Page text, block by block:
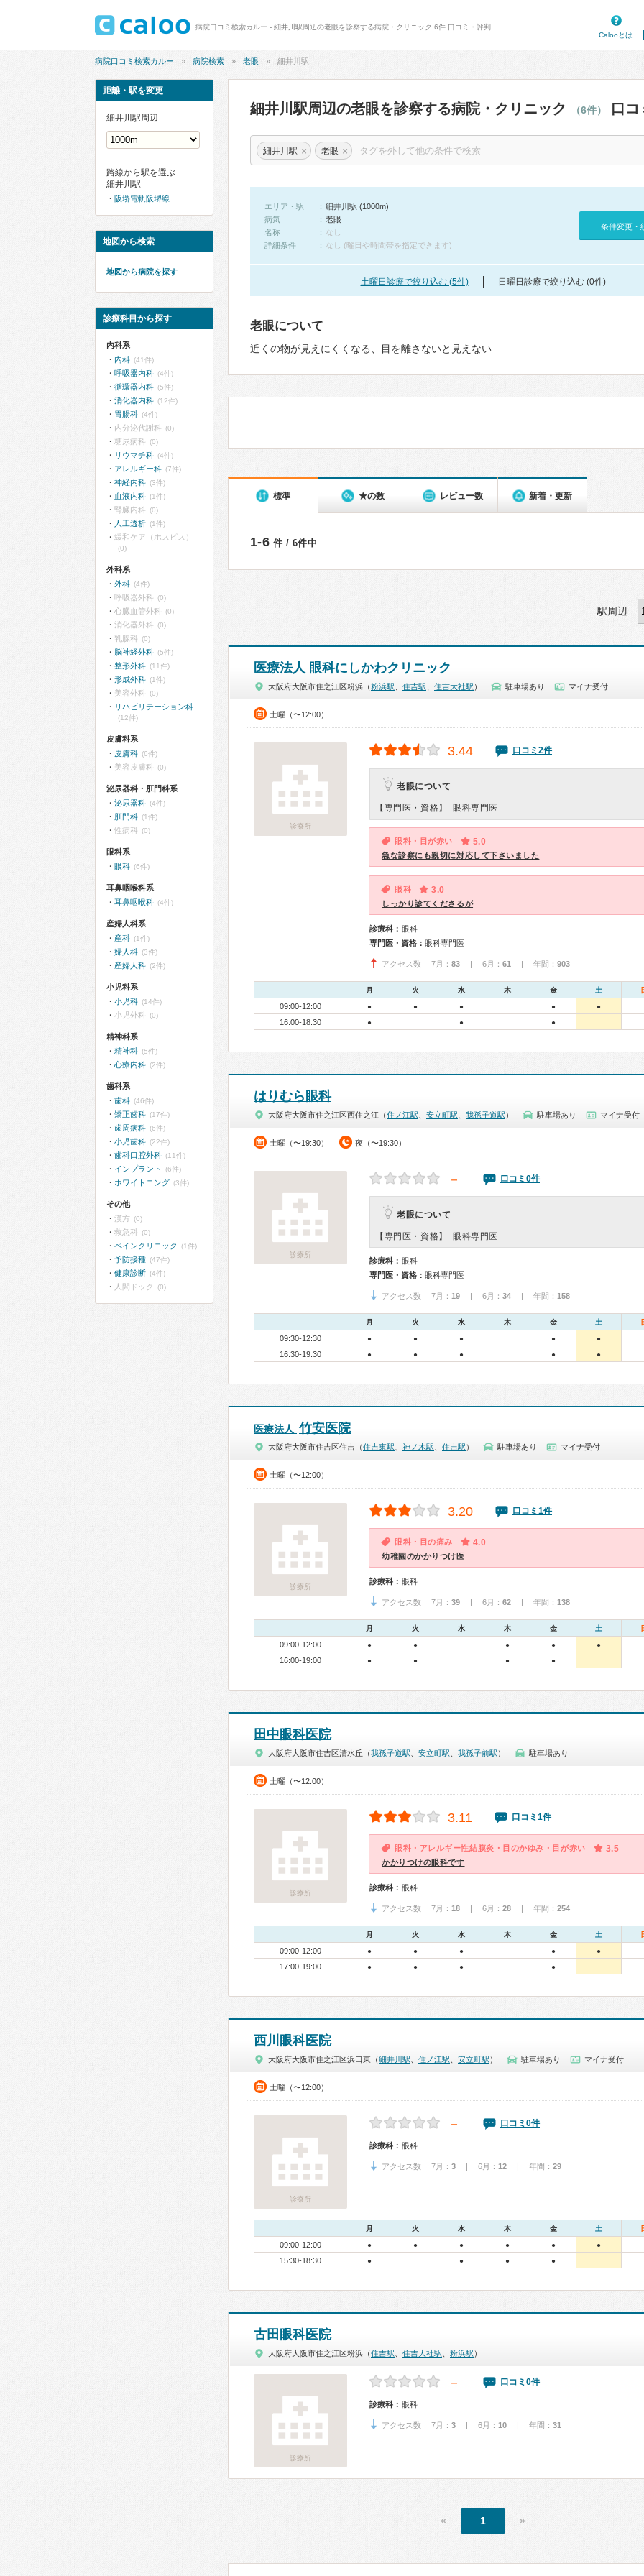
病院口コミ検索カルー - 細井川駅周辺の老眼を診察する病院・クリニック 6件 口コミ・評判
Calooとは
病院口コミ検索カルー 病院検索 老眼 細井川駅
細井川駅周辺の老眼を診察する病院・クリニック （6件） 口
細井川駅 × 老眼 ×
エリア・駅
細井川駅 (1000m)
病気
老眼
名称
なし
詳細条件
なし (曜日や時間帯を指定できます)
条件変更・
土曜日診療で絞り込む (5件) 日曜日診療で絞り込む (0件)
老眼について
近くの物が見えにくくなる、目を離さないと見えない
標準 ★の数 レビュー数 新着・更新
1-6 件 / 6件中
駅周辺
医療法人 眼科にしかわクリニック
大阪府大阪市住之江区粉浜（粉浜駅 住吉駅 住吉大社駅 ） 駐車場あり マイナ受付
土曜（〜12:00）
診療所
3.44 口コミ2件
老眼について
【専門医・資格】 眼科専門医
眼科・目が赤い 5.0
急な診察にも親切に対応して下さいました
眼科 3.0
しっかり診てくださるが
診療科： 眼科
専門医・資格： 眼科専門医
アクセス数 7月： 83 | 6月： 61 | 年間： 903
月 火 水 木 金 土
09:00-12:00 ● ● ● ● ●
16:00-18:30 ● ● ●
はりむら眼科
大阪府大阪市住之江区西住之江（住ノ江駅 安立町駅 我孫子道駅 ） 駐車場あり マイナ受付
土曜（〜19:30） 夜（〜19:30）
診療所
－ 口コミ0件
老眼について
【専門医・資格】 眼科専門医
診療科： 眼科
専門医・資格： 眼科専門医
アクセス数 7月： 19 | 6月： 34 | 年間： 158
月 火 水 木 金 土
09:30-12:30 ● ● ● ● ●
16:30-19:30 ● ● ● ● ●
医療法人 竹安医院
大阪府大阪市住吉区住吉（住吉東駅 神ノ木駅 住吉駅 ） 駐車場あり マイナ受付
土曜（〜12:00）
診療所
3.20 口コミ1件
眼科・目の痛み 4.0
幼稚園のかかりつけ医
診療科： 眼科
アクセス数 7月： 39 | 6月： 62 | 年間： 138
月 火 水 木 金 土
09:00-12:00 ● ● ● ● ●
16:00-19:00 ● ● ● ●
田中眼科医院
大阪府大阪市住吉区清水丘（我孫子道駅 安立町駅 我孫子前駅 ） 駐車場あり
土曜（〜12:00）
診療所
3.11 口コミ1件
眼科・アレルギー性結膜炎・目のかゆみ・目が赤い 3.5
かかりつけの眼科です
診療科： 眼科
アクセス数 7月： 18 | 6月： 28 | 年間： 254
月 火 水 木 金 土
09:00-12:00 ● ● ● ● ●
17:00-19:00 ● ● ● ●
西川眼科医院
大阪府大阪市住之江区浜口東（細井川駅 住ノ江駅 安立町駅 ） 駐車場あり マイナ受付
土曜（〜12:00）
診療所
－ 口コミ0件
診療科： 眼科
アクセス数 7月： 3 | 6月： 12 | 年間： 29
月 火 水 木 金 土
09:00-12:00 ● ● ● ● ● ●
15:30-18:30 ● ● ● ●
古田眼科医院
大阪府大阪市住之江区粉浜（住吉駅 住吉大社駅 粉浜駅 ）
診療所
－ 口コミ0件
診療科： 眼科
アクセス数 7月： 3 | 6月： 10 | 年間： 31
« 1 »
距離・駅を変更
細井川駅周辺
路線から駅を選ぶ
細井川駅
阪堺電軌阪堺線
地図から検索
地図から病院を探す
診療科目から探す
内科系
内科 (41件)
呼吸器内科 (4件)
循環器内科 (5件)
消化器内科 (12件)
胃腸科 (4件)
内分泌代謝科 (0)
糖尿病科 (0)
リウマチ科 (4件)
アレルギー科 (7件)
神経内科 (3件)
血液内科 (1件)
腎臓内科 (0)
人工透析 (1件)
緩和ケア（ホスピス）
(0)
外科系
外科 (4件)
呼吸器外科 (0)
心臓血管外科 (0)
消化器外科 (0)
乳腺科 (0)
脳神経外科 (5件)
整形外科 (11件)
形成外科 (1件)
美容外科 (0)
リハビリテーション科
(12件)
皮膚科系
皮膚科 (6件)
美容皮膚科 (0)
泌尿器科・肛門科系
泌尿器科 (4件)
肛門科 (1件)
性病科 (0)
眼科系
眼科 (6件)
耳鼻咽喉科系
耳鼻咽喉科 (4件)
産婦人科系
産科 (1件)
婦人科 (3件)
産婦人科 (2件)
小児科系
小児科 (14件)
小児外科 (0)
精神科系
精神科 (5件)
心療内科 (2件)
歯科系
歯科 (46件)
矯正歯科 (17件)
歯周病科 (6件)
小児歯科 (22件)
歯科口腔外科 (11件)
インプラント (6件)
ホワイトニング (3件)
その他
漢方 (0)
救急科 (0)
ペインクリニック (1件)
予防接種 (47件)
健康診断 (4件)
人間ドック (0)